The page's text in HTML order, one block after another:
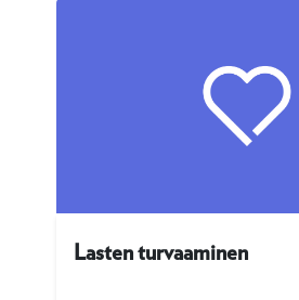
Lasten turvaaminen